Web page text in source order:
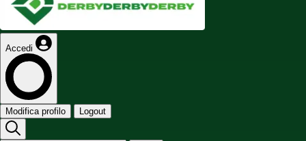
Accedi
Modifica profilo Logout